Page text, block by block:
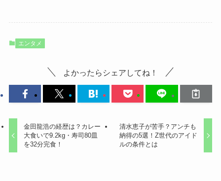
エンタメ
よかったらシェアしてね！
金田龍浩の経歴は？カレー
大食いで9.2kg・寿司80皿
を32分完食！
清水恵子が苦手？アンチも
納得の5選！Z世代のアイド
ルの条件とは